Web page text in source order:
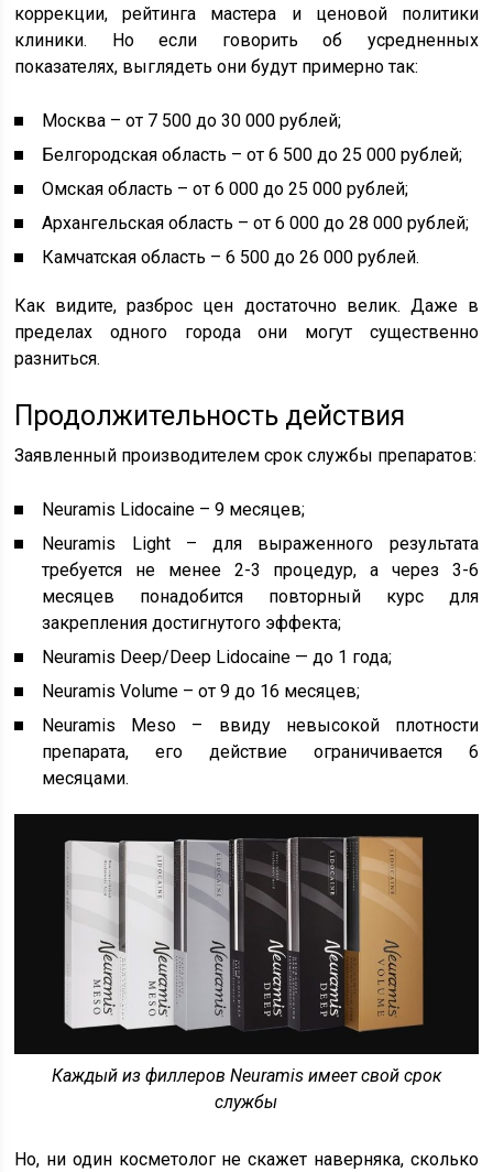
коррекции, рейтинга мастера и ценовой политики
клиники. Но если говорить об усредненных
показателях, выглядеть они будут примерно так:
Москва – от 7 500 до 30 000 рублей;
Белгородская область – от 6 500 до 25 000 рублей;
Омская область – от 6 000 до 25 000 рублей;
Архангельская область – от 6 000 до 28 000 рублей;
Камчатская область – 6 500 до 26 000 рублей.
Как видите, разброс цен достаточно велик. Даже в
пределах одного города они могут существенно
разниться.
Продолжительность действия
Заявленный производителем срок службы препаратов:
Neuramis Lidocaine – 9 месяцев;
Neuramis Light – для выраженного результата
требуется не менее 2-3 процедур, а через 3-6
месяцев понадобится повторный курс для
закрепления достигнутого эффекта;
Neuramis Deep/Deep Lidocaine — до 1 года;
Neuramis Volume – от 9 до 16 месяцев;
Neuramis Meso – ввиду невысокой плотности
препарата, его действие ограничивается 6
месяцами.
Каждый из филлеров Neuramis имеет свой срок
службы
Но, ни один косметолог не скажет наверняка, сколько